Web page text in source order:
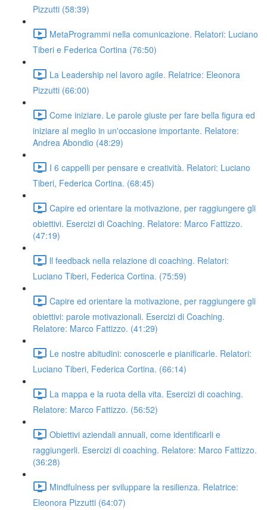
Pizzutti (58:39)
MetaProgrammi nella comunicazione. Relatori: Luciano
Tiberi e Federica Cortina (76:50)
La Leadership nel lavoro agile. Relatrice: Eleonora
Pizzutti (66:00)
Come iniziare. Le parole giuste per fare bella figura ed
iniziare al meglio in un'occasione importante. Relatore:
Andrea Abondio (48:29)
I 6 cappelli per pensare e creatività. Relatori: Luciano
Tiberi, Federica Cortina. (68:45)
Capire ed orientare la motivazione, per raggiungere gli
obiettivi. Esercizi di Coaching. Relatore: Marco Fattizzo.
(47:19)
ll feedback nella relazione di coaching. Relatori:
Luciano Tiberi, Federica Cortina. (75:59)
Capire ed orientare la motivazione, per raggiungere gli
obiettivi: parole motivazionali. Esercizi di Coaching.
Relatore: Marco Fattizzo. (41:29)
Le nostre abitudini: conoscerle e pianificarle. Relatori:
Luciano Tiberi, Federica Cortina. (66:14)
La mappa e la ruota della vita. Esercizi di coaching.
Relatore: Marco Fattizzo. (56:52)
Obiettivi aziendali annuali, come identificarli e
raggiungerli. Esercizi di coaching. Relatore: Marco Fattizzo.
(36:28)
Mindfulness per sviluppare la resilienza. Relatrice:
Eleonora Pizzutti (64:07)